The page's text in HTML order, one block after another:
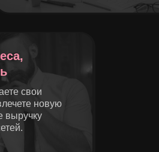
свои
новую
выручку